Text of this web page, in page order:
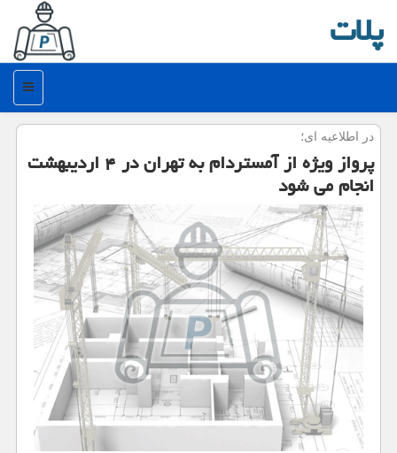
پلات
منو
در اطلاعیه ای؛
پرواز ویژه از آمستردام به تهران در ۴ اردیبهشت
انجام می شود